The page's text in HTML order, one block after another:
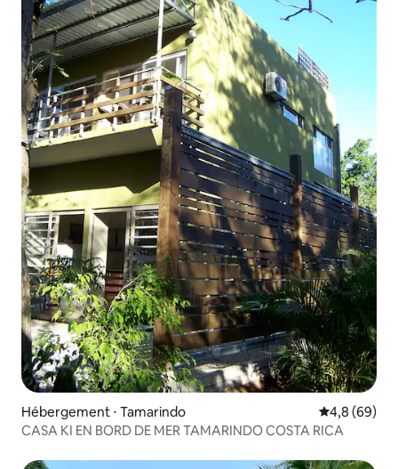
Hébergement ⋅ Tamarindo Évaluation
4,8 (69)
CASA KI EN BORD DE MER TAMARINDO COSTA RICA